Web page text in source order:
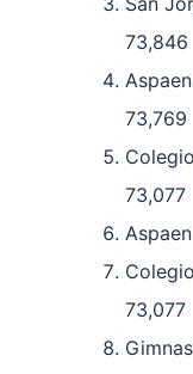
73,846
73,769
73,077
73,077